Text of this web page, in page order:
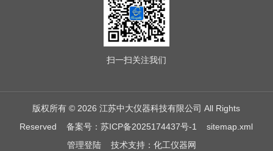
扫一扫关注我们
版权所有 © 2026 江苏中大仪器科技有限公司 All Rights
Reserved备案号：苏ICP备2025174437号-1
sitemap.xml
管理登陆技术支持： 化工仪器网